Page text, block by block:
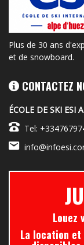
Plus de 30 ans
et de snowboard.
CONTACTEZ
ÉCOLE DE SKI ESI
Tel:
Louez
La location